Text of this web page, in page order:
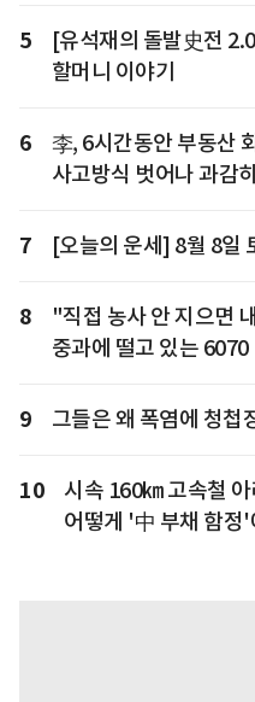
5
[유석재의 돌발史전
할머니 이야기
6
李, 6시간동안 부동산
사고방식 벗어나 과감
7 [오늘의 운세] 8월 8일
8
"직접 농사 안 지으면
중과에 떨고 있는 6070
9 그들은 왜 폭염에 청첩
10
시속 160㎞ 고속철
어떻게 '中 부채 함정'